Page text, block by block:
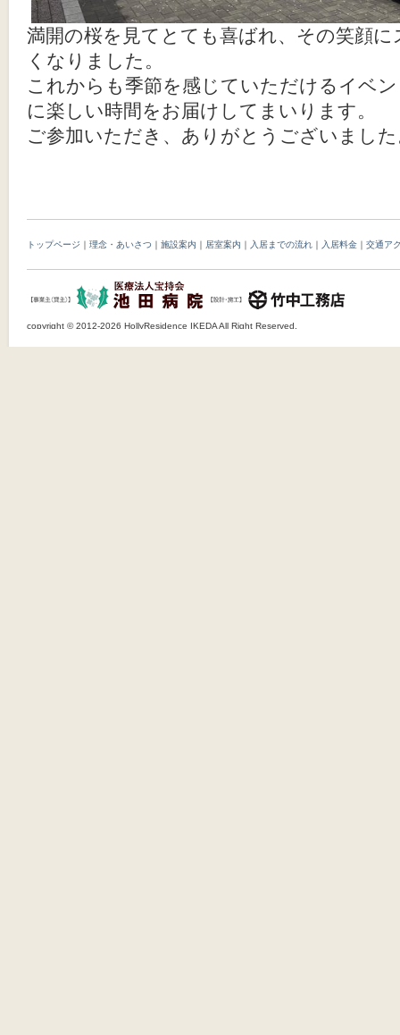
満開の桜を見てとても喜ばれ、その笑顔
くなりました。
これからも季節を感じていただけるイベ
に楽しい時間をお届けしてまいります。
ご参加いただき、ありがとうございまし
トップページ ｜ 理念・あいさつ ｜ 施設案内 ｜ 居室案内 ｜ 入居までの流れ ｜ 入居料金 ｜ 交通ア
copyright © 2012-2026 HollyResidence IKEDA All Right Reserved.